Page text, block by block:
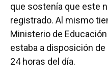
que sostenía que este
registrado. Al mismo
Ministerio de Educación
estaba a disposición
24 horas del día.